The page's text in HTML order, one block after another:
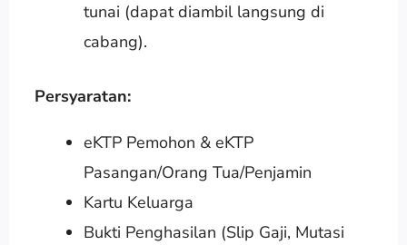
tunai (dapat diambil langsung di
cabang).
Persyaratan:
eKTP Pemohon & eKTP
Pasangan/Orang Tua/Penjamin
Kartu Keluarga
Bukti Penghasilan (Slip Gaji, Mutasi